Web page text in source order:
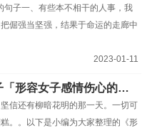
句子一、有些本不相干的人事，我
倔强当坚强，结果于命运的走廊中
2023-01-11
活着幸福的句子「形容女子感情伤心的句子」
信还有柳暗花明的那一天。一切可
。。以下是小编为大家整理的《形